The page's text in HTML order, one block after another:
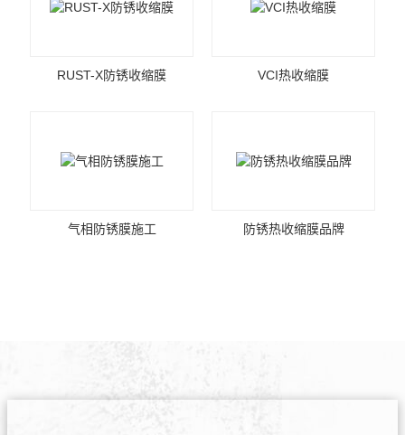
RUST-X防锈收缩膜 VCI热收缩膜
气相防锈膜施工 防锈热收缩膜品牌